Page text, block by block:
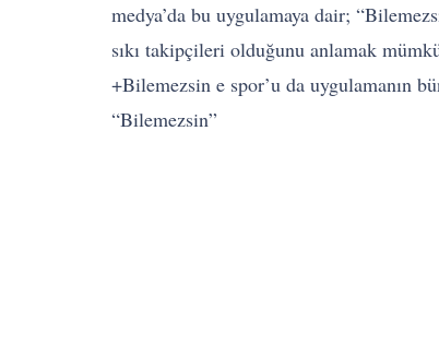
medya’da bu uygulamaya dair;
sıkı takipçileri olduğunu anlamak
+Bilemezsin e spor’u da uygulamanın
“Bilemezsin”